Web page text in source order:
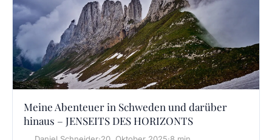
Meine Abenteuer in Schweden und darüber
hinaus – JENSEITS DES HORIZONTS